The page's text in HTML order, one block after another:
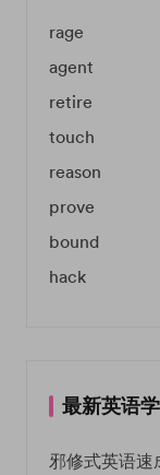
rage
agent
retire
touch
reason
prove
bound
hack
最新英语
邪修式英语速